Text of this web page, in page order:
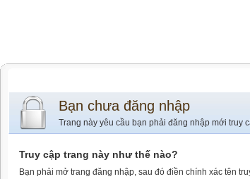
Bạn chưa đăng nhập
Trang này yêu cầu bạn phải đăng nhập mới truy
Truy cập trang này như thế nào?
Bạn phải mở trang đăng nhập, sau đó điền chính xác tên